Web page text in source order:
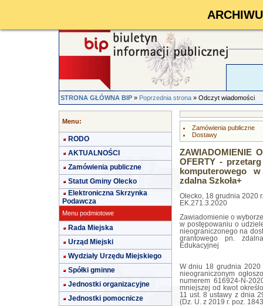
STRONA GŁÓWNA BIP»Poprzednia strona» Odczyt wiadomości
Menu:
RODO
AKTUALNOŚCI
Zamówienia publiczne
Statut Gminy Olecko
Elektroniczna Skrzynka
Podawcza
Menu podmiotowe
Rada Miejska
Urząd Miejski
Wydziały Urzędu Miejskiego
Spółki gminne
Jednostki organizacyjne
Jednostki pomocnicze
Zamówienia publiczne
Dostawy
ZAWIADOMIENIE
OFERTY -
komputerowego
zdalna Szkoła+
Olecko, 18 grudnia 2020 r.
EK.271.3.2020
Zawiadomienie o
w postępowaniu o
nieograniczonego na
grantowego pn.
Edukacyjnej
W dniu 18 grudnia 2020
nieograniczonym
numerem 616924-N-
mniejszej od kwot
11 ust. 8 ustawy z dnia
(Dz. U. z 2019 r. poz.